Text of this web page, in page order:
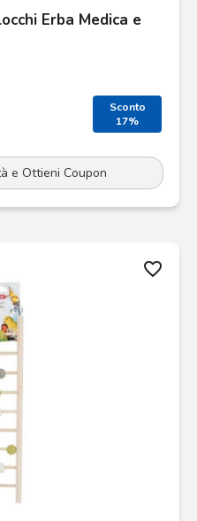
Erba Medica e
Sconto
17%
e Ottieni Coupon
favorite_border